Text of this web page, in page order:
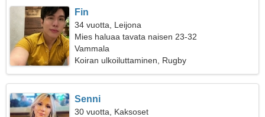
Fin
34 vuotta, Leijona
Mies haluaa tavata naisen 23-32
Vammala
Koiran ulkoiluttaminen, Rugby
Senni
30 vuotta, Kaksoset